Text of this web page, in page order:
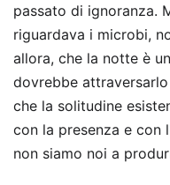
passato di ignoranza.
riguardava i microbi,
allora, che la notte è
dovrebbe
che la solitudine
con la presenza e con
non siamo noi a